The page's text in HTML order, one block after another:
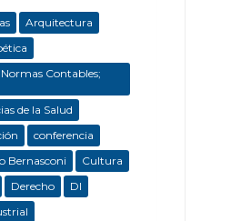
Arquitectura
Contables;
de la Salud
conferencia
Bernasconi
Cultura
Derecho
DI